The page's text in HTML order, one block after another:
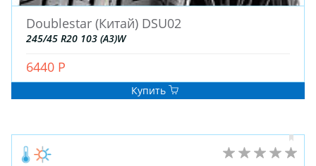
Goform
R22 R21 R19 R17
R18
R16
R15C R15 R13
R17.5
R19.5 R508 R22.5 R26
R28
R16.5
R25 R9 R10 R24
R8
Doublestar (Китай) DSU02
245/45 R20 103 (A3)W
6440 Р
Купить